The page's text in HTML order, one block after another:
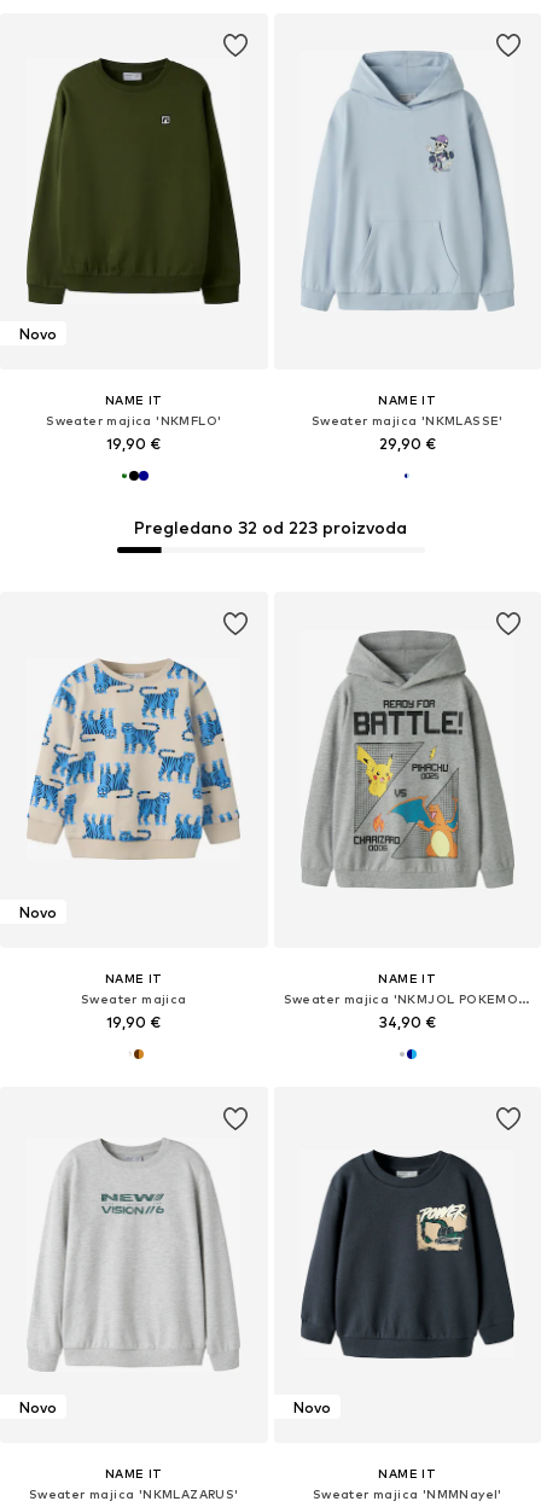
Novo
NAME IT
Sweater majica 'NKMFLO'
19,90 €
NAME IT
Sweater majica 'NKMLASSE'
29,90 €
Novo
NAME IT
Sweater majica
19,90 €
Pregledano 32 od 223 proizvoda
NAME IT
Sweater majica 'NKMJOL POKEMON'
34,90 €
Novo
NAME IT
Sweater majica 'NKMLAZARUS'
Novo
NAME IT
Sweater majica 'NMMNayel'